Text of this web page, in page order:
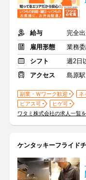
給与
完全
雇用形態
業務
シフト
週2日
アクセス
島原駅
副業・Ｗワーク歓迎 ネ
ピアス可
ヒゲ可
ワタミ株式会社の求人一覧
ケンタッキーフライド